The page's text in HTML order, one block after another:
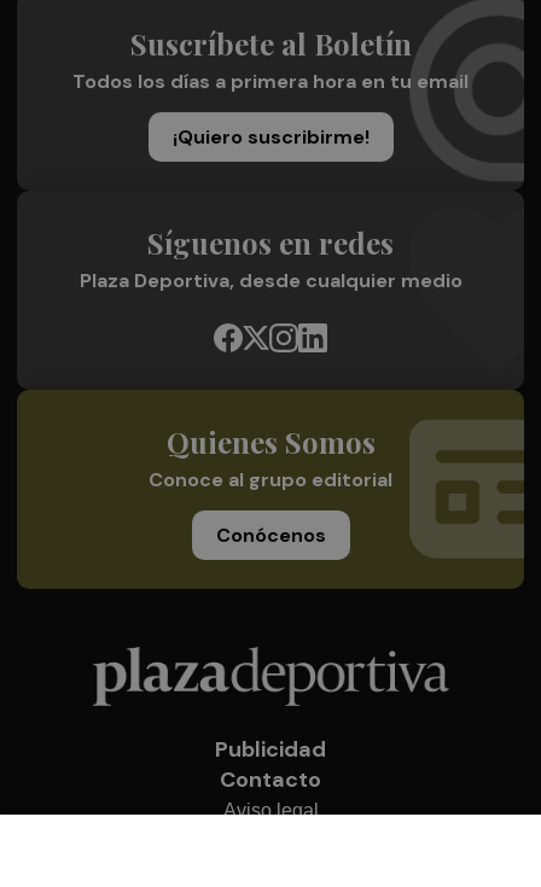
Suscríbete al Boletín
Todos los días a primera hora en tu email
¡Quiero suscribirme!
Síguenos en redes
Plaza Deportiva, desde cualquier medio
Quienes Somos
Conoce al grupo editorial
Conócenos
Publicidad
Contacto
Aviso legal